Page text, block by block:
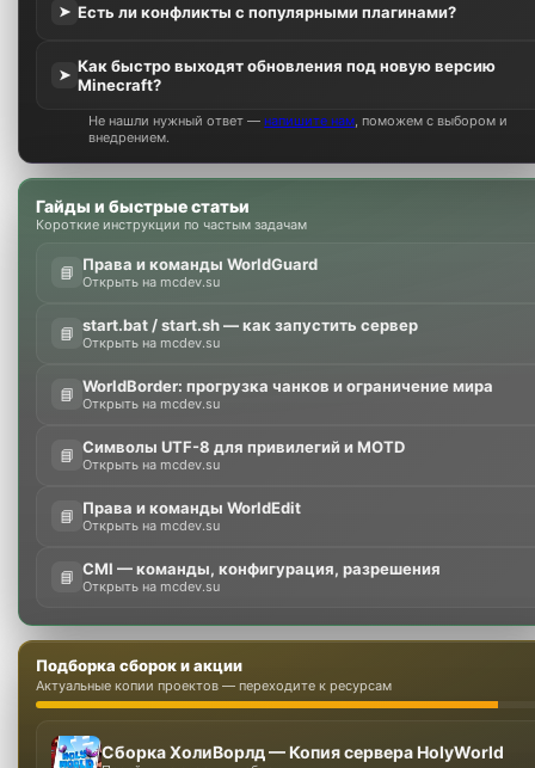
➤ Есть ли конфликты с популярными плагинами?
➤ Как быстро выходят обновления под новую версию
Minecraft?
Не нашли нужный ответ —напишите нам , поможем с выбором и
внедрением.
Гайды и быстрые статьи
Короткие инструкции по частым задачам
📘 Права и команды WorldGuard
Открыть на mcdev.su
📘 start.bat / start.sh — как запустить сервер
Открыть на mcdev.su
📘 WorldBorder: прогрузка чанков и ограничение мира
Открыть на mcdev.su
📘 Символы UTF-8 для привилегий и MOTD
Открыть на mcdev.su
📘 Права и команды WorldEdit
Открыть на mcdev.su
📘 CMI — команды, конфигурация, разрешения
Открыть на mcdev.su
Подборка сборок и акции
Актуальные копии проектов — переходите к ресурсам
Сборка ХолиВорлд — Копия сервера HolyWorld